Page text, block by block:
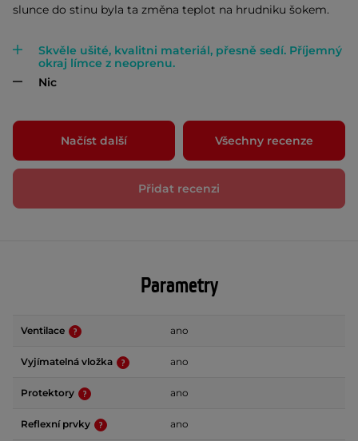
slunce do stinu byla ta změna teplot na hrudniku šokem.
Skvěle ušité, kvalitni materiál, přesně sedí. Příjemný
okraj límce z neoprenu.
Nic
Načíst další Všechny recenze
Přidat recenzi
Parametry
Ventilace ano
Vyjímatelná vložka ano
Protektory ano
Reflexní prvky ano